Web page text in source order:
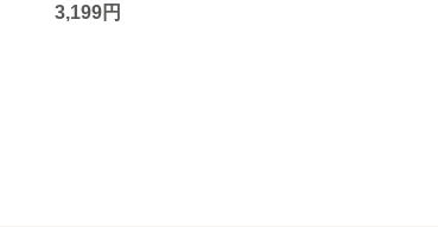
3,199円